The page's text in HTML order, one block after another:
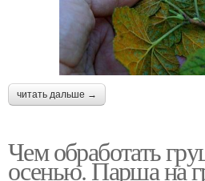
читать дальше →
Чем обработать
осенью. Парша на